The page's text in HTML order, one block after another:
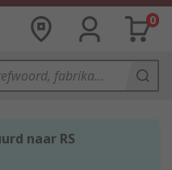
0
naar RS